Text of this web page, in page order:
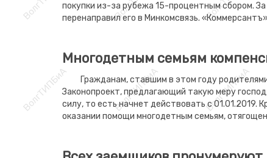
покупки из-за рубежа 15-процентным сбором.
перенаправил его в Минкомсвязь. «Коммерсантъ»
Многодетным семьям
Гражданам, ставшим в этом году
Законопроект, предлагающий такую меру
силу, то есть начнет действовать с 01.01.2019.
оказании помощи многодетным семьям,